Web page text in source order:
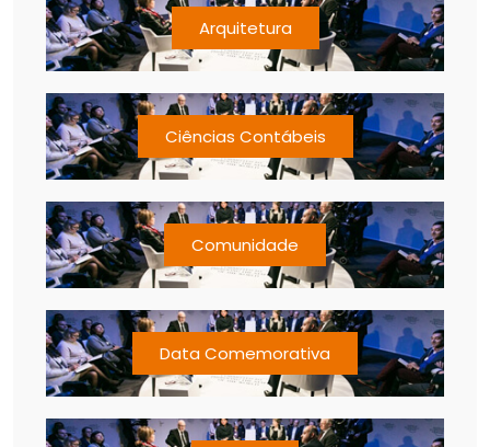
Arquitetura
Ciências Contábeis
Comunidade
Data Comemorativa